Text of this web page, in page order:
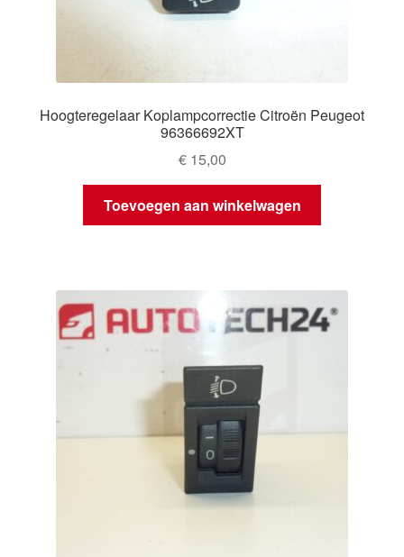
Hoogteregelaar Koplampcorrectie Citroën Peugeot
96366692XT
€15,00
Toevoegen aan winkelwagen